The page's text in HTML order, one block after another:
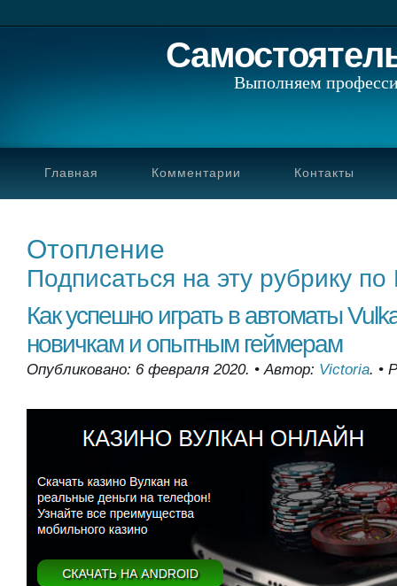
Выполняем
Главная Комментарии Контакты
Отопление
Подписаться на эту рубрику по
Как успешно играть в автоматы
новичкам и опытным геймерам
Опубликовано: 6 февраля 2020. •Автор: Victoria. •